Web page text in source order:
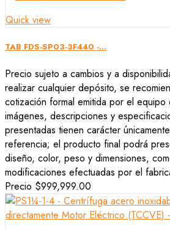
Quick view
TAB FDS-SP03-3F440 -...
Precio sujeto a cambios y a
realizar cualquier depósito, se
cotización formal emitida por el equipo
imágenes, descripciones y
presentadas tienen carácter
referencia; el producto final podrá
diseño, color, peso y dimensiones,
modificaciones efectuadas por el
Precio $999,999.00